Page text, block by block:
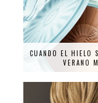
CUANDO EL HIELO
VERANO